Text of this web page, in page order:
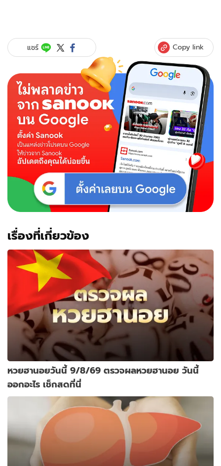
แชร์ Copy link
เรื่องที่เกี่ยวข้อง
หวยฮานอยวันนี้ 9/8/69 ตรวจผลหวยฮานอย วันนี้
ออกอะไร เช็กสดที่นี่